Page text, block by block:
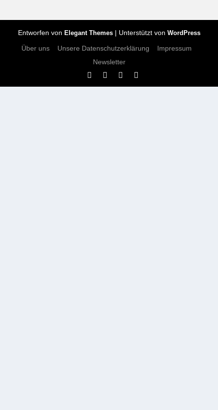
Entworfen von Elegant Themes| Unterstützt von WordPress
Über uns Unsere Datenschutzerklärung
Impressum
Newsletter